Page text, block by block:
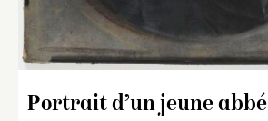
Portrait d’un jeune abbé